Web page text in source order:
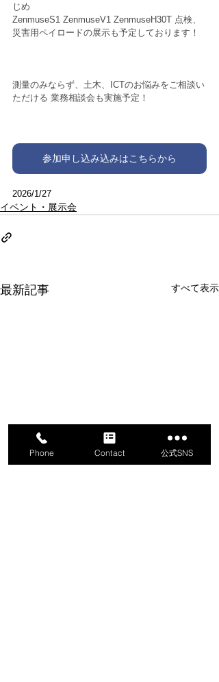
じめ
ZenmuseS1 ZenmuseV1 ZenmuseH30T 点検、
災害用ペイロードの展示も予定しております！
測量のみならず、土木、ICTのお悩みをご相談い
ただける 業務相談会も実施予定！
参加申し込み込みはこちらから
2026/1/27
イベント・展示会
最新記事 すべて表示
Phone Contact 公式SNS